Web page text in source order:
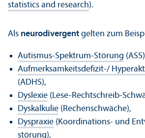
statistics and research).
Als neurodivergent gelten zum
Autismus-Spektrum-Störung
Aufmerksamkeits­defizit-/
(ADHS),
Dyslexie (Lese-Rechts­chreib-
Dyskalkulie (Rechenschwäche),
Dyspraxie (Koordinations- und
störung),